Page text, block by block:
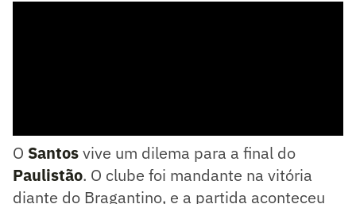
O Santosvive um dilema para a final do
Paulistão. O clube foi mandante na vitória
diante do Bragantino, e a partida aconteceu